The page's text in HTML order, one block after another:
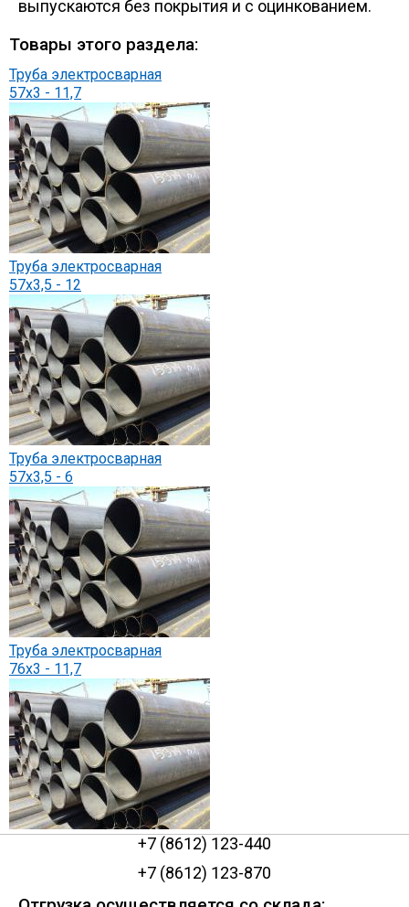
выпускаются без покрытия и с оцинкованием.
Товары этого раздела:
Труба электросварная
57х3 - 11,7
Труба электросварная
57х3,5 - 12
Труба электросварная
57х3,5 - 6
Труба электросварная
76х3 - 11,7
+7 (8612) 123-440
+7 (8612) 123-870